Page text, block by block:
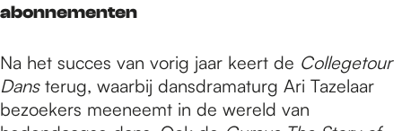
abonnementen
Na het succes van vorig jaar keert de Collegetour
Dansterug, waarbij dansdramaturg Ari Tazelaar
bezoekers meeneemt in de wereld van